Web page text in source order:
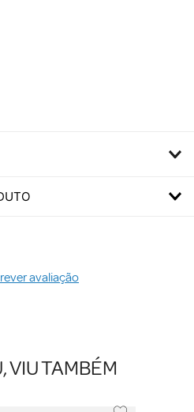
avaliação
VIU TAMBÉM